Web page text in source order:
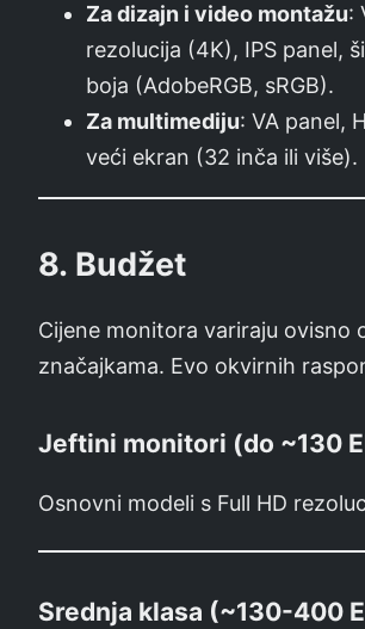
Za dizajn i video montažu:
rezolucija (4K), IPS panel,
boja (AdobeRGB, sRGB).
Za multimediju: VA panel,
veći ekran (32 inča ili više).
8. Budžet
Cijene monitora variraju ovisno
značajkama. Evo okvirnih
Jeftini monitori (do ~130
Osnovni modeli s Full HD
Srednja klasa (~130-400